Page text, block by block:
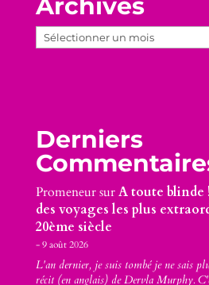
Archives
Archives
Derniers
PromeneursurA toute blinde
des voyages les plus
20ème siècle
9 août 2026
L'an dernier, je suis tombé je ne sais
récit (en anglais) de Dervla Murphy.